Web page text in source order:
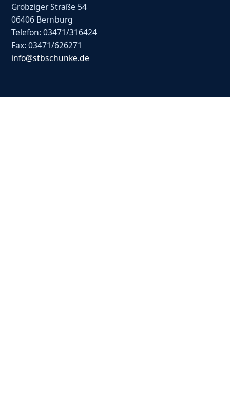
Gröbziger Straße 54
06406 Bernburg
Telefon: 03471/316424
Fax: 03471/626271
info@stbschunke.de